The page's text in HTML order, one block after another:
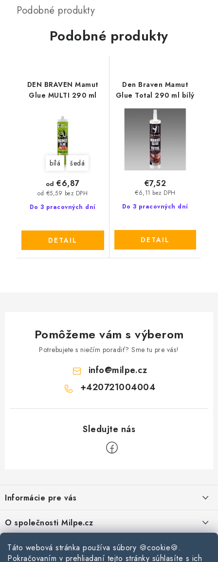
Táto webová stránka používa súbory 🍪cookie🍪.
Pokračovaním v prehliadaní tejto stránky súhlasíte s ich
Podobné produkty
DEN BRAVEN Mamut
Glue MULTI 290 ml
bílá šedá
Do 3 pracovných dní
od €5,59 bez DPH
od €6,87
DETAIL
Den Braven Mamut
Glue Total 290 ml bílý
Do 3 pracovných dní
€6,11 bez DPH
€7,52
DETAIL
Pomôžeme vám s výberom
Potrebujete s niečím poradiť? Sme tu pre vás!
info@milpe.cz
+420721004004
p
ä
t
Informácie pre vás
Reklamace a vrácení zboží
Zásady používania súborov cookie
Podmínky ochrany osobních údajů
O společnosti Milpe.cz
Často sa nás pýtate
Kontakty